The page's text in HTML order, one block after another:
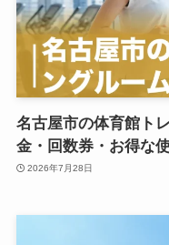
名古屋市の体育館ト
金・回数券・お得な
2026年7月28日